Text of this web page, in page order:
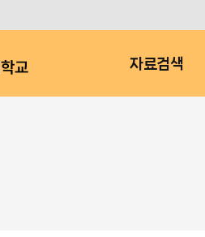
교 자료검색